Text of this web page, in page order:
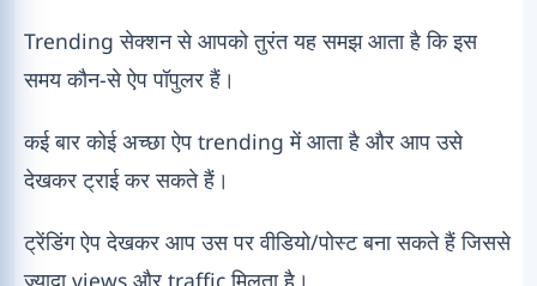
Trending सेक्शन से आपको तुरंत यह समझ आता है कि इस
समय कौन-से ऐप पॉपुलर हैं।
कई बार कोई अच्छा ऐप trending में आता है और आप उसे
देखकर ट्राई कर सकते हैं।
ट्रेंडिंग ऐप देखकर आप उस पर वीडियो/पोस्ट बना सकते हैं जिससे
ज्यादा views और traffic मिलता है।